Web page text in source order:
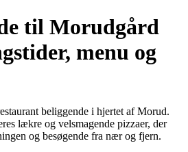
til Morudgård
menu og
beliggende i hjertet af Morud.
lækre og velsmagende pizzaer, der
og besøgende fra nær og fjern.